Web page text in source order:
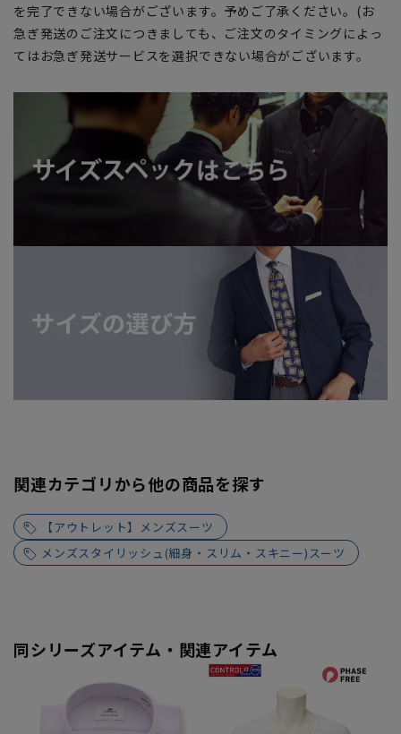
を完了できない場合がございます。予めご了承ください。(お
急ぎ発送のご注文につきましても、ご注文のタイミングによっ
てはお急ぎ発送サービスを選択できない場合がございます。
関連カテゴリから他の商品を探す
【アウトレット】メンズスーツ
メンズスタイリッシュ(細身・スリム・スキニー)スーツ
同シリーズアイテム・関連アイテム